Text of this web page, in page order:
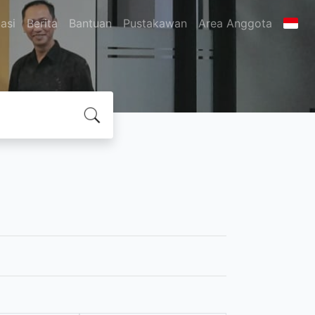
Berita Bantuan Pustakawan Area Anggota